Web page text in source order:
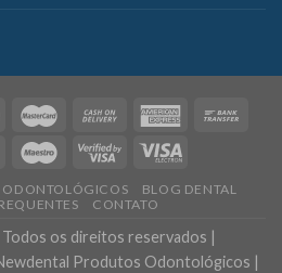
ODONTOLÓGICOS
BLOG DENTAL
CONTATO
os direitos reservados |
Produtos Odontológicos |